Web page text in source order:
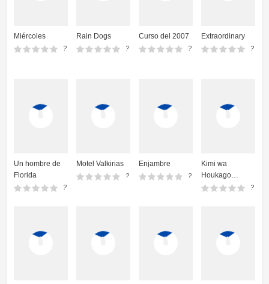
Miércoles
?
Rain Dogs
?
Curso del 2007
?
Extraordinary
?
Un hombre de
Florida
?
Motel Valkirias
?
Enjambre
?
Kimi wa
Houkago
Insomnia
?